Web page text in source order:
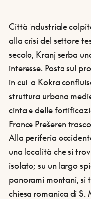
Città industriale
alla crisi del settore
secolo, Kranj serba
interesse. Posta sul
in cui la Kokra
struttura urbana
cinta e delle
France Prešeren
Alla periferia
una località che si
isolato; su un largo
panorami montani, si
chiesa romanica di S.